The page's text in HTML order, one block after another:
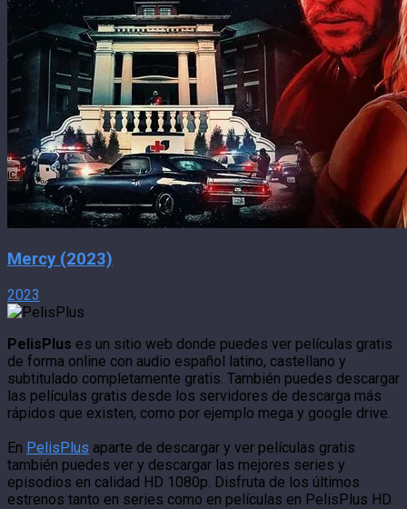
Mercy (2023)
2023
PelisPlus es un sitio web donde puedes ver películas gratis
de forma online con audio español latino, castellano y
subtitulado completamente gratis. También puedes descargar
las películas gratis desde los servidores de descarga más
rápidos que existen, como por ejemplo mega y google drive.
En PelisPlus aparte de descargar y ver películas gratis
también puedes ver y descargar las mejores series y
episodios en calidad HD 1080p. Disfruta de los últimos
estrenos tanto en series como en películas en PelisPlus HD.